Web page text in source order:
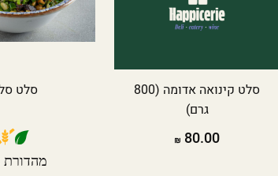
סלט קינואה אדומה (800
גרם)
80.00
סלט
מהדורת